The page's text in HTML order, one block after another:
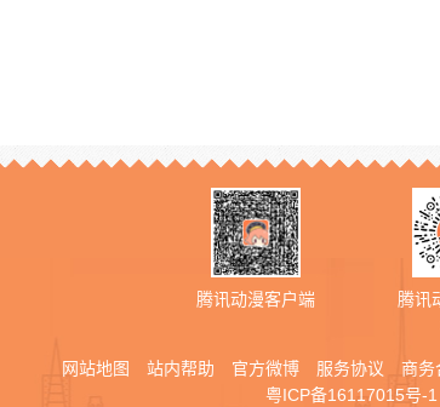
腾讯动漫客户端
腾讯
网站地图 站内帮助 官方微博 服务协议 商务
粤ICP备16117015号-1